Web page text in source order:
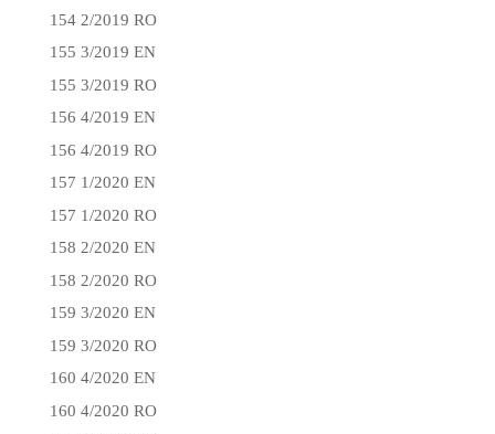
154 2/2019 RO
155 3/2019 EN
155 3/2019 RO
156 4/2019 EN
156 4/2019 RO
157 1/2020 EN
157 1/2020 RO
158 2/2020 EN
158 2/2020 RO
159 3/2020 EN
159 3/2020 RO
160 4/2020 EN
160 4/2020 RO